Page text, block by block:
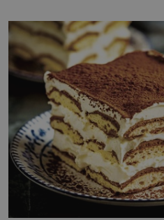
krutý. Jeho činy budí hrůzu